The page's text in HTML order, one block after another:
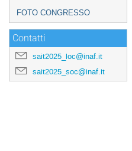
FOTO CONGRESSO
Contatti
sait2025_loc@inaf.it
sait2025_soc@inaf.it